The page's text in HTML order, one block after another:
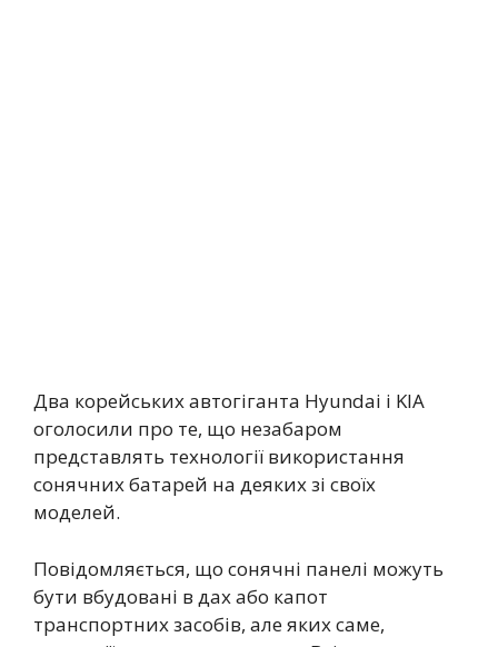
Два корейських автогіганта Hyundai і KIA
оголосили про те, що незабаром
представлять технології використання
сонячних батарей на деяких зі своїх
моделей.
Повідомляється, що сонячні панелі можуть
бути вбудовані в дах або капот
транспортних засобів, але яких саме,